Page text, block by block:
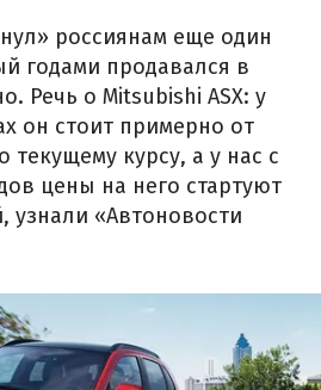
россиянам еще один
годами продавался в
Речь о Mitsubishi ASX: у
он стоит примерно от
текущему курсу, а у нас с
цены на него стартуют
узнали «Автоновости